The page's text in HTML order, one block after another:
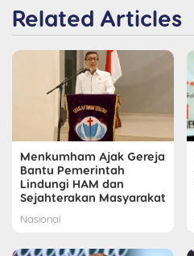
Related Articles
Menkumham Ajak Gereja
Bantu Pemerintah
Lindungi HAM dan
Sejahterakan Masyarakat
Nasional